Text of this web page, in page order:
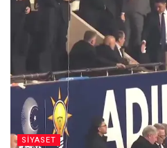
SİYASET